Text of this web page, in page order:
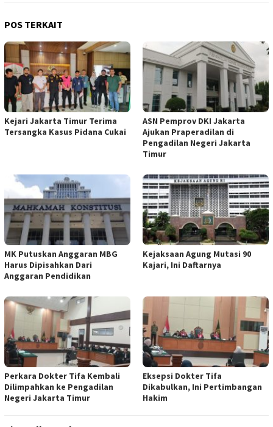
POS TERKAIT
Kejari Jakarta Timur Terima
Tersangka Kasus Pidana Cukai
ASN Pemprov DKI Jakarta
Ajukan Praperadilan di
Pengadilan Negeri Jakarta
Timur
MK Putuskan Anggaran MBG
Harus Dipisahkan Dari
Anggaran Pendidikan
Kejaksaan Agung Mutasi 90
Kajari, Ini Daftarnya
Perkara Dokter Tifa Kembali
Dilimpahkan ke Pengadilan
Negeri Jakarta Timur
Eksepsi Dokter Tifa
Dikabulkan, Ini Pertimbangan
Hakim